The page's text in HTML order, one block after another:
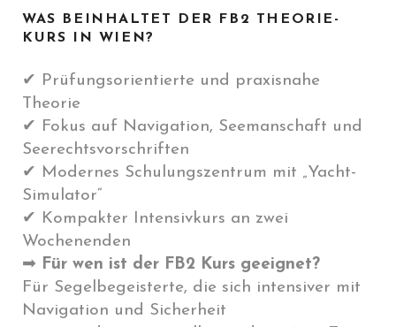
WAS BEINHALTET DER FB2 THEORIE-
KURS IN WIEN?
✔ Prüfungsorientierte und praxisnahe
Theorie
✔ Fokus auf Navigation, Seemanschaft und
Seerechtsvorschriften
✔ Modernes Schulungszentrum mit „Yacht-
Simulator“
✔ Kompakter Intensivkurs an zwei
Wochenenden
➡ Für wen ist der FB2 Kurs geeignet?
Für Segelbegeisterte, die sich intensiver mit
Navigation und Sicherheit